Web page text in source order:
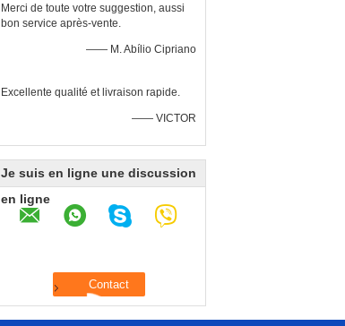
Merci de toute votre suggestion, aussi
bon service après-vente.
—— M. Abílio Cipriano
Excellente qualité et livraison rapide.
—— VICTOR
Je suis en ligne une discussion
en ligne